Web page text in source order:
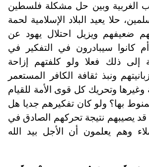
الغربية وبين حل مشكلة فلسطين
حلا يعيد البلاد الإسلامية لحمة
ضعيفهم ويزيل احتلال يهود عن
أم كانوا سيبادرون في التفكير في
إلى ذلك فعلا ولو كلفتهم إزاحة
ونبذ ثقافة الكافر المستعمر
وتحريك كل قوى الأمة للقيام
بها؟ ولو كان تفكيرهم جديا هل
قد يصيبهم نتيجة تحركهم الصادق في
وهم يعلمون أن الأجل بيد الله